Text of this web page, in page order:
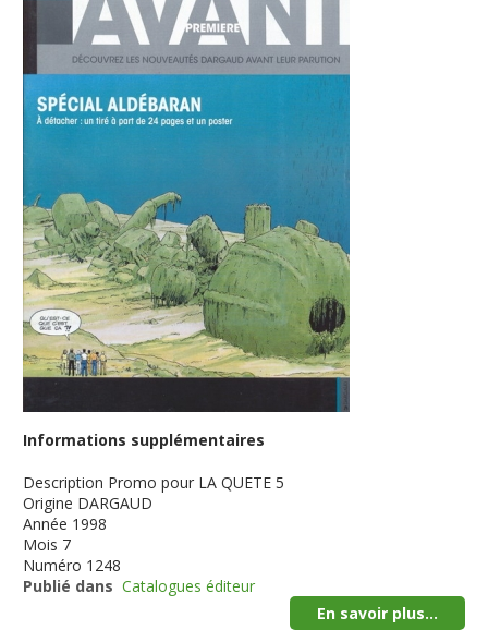
Informations supplémentaires
Description Promo pour LA QUETE 5
Origine DARGAUD
Année 1998
Mois 7
Numéro 1248
Publié dans Catalogues éditeur
En savoir plus...